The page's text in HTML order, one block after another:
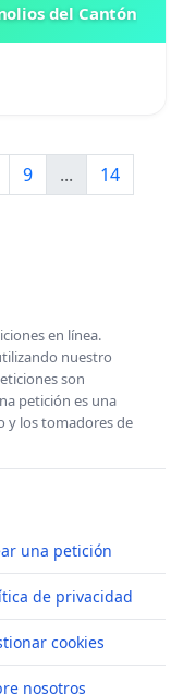
del Cantón
9 ...
14
en línea.
nuestro
son
petición es una
y los tomadores de
una petición
de privacidad
cookies
nosotros